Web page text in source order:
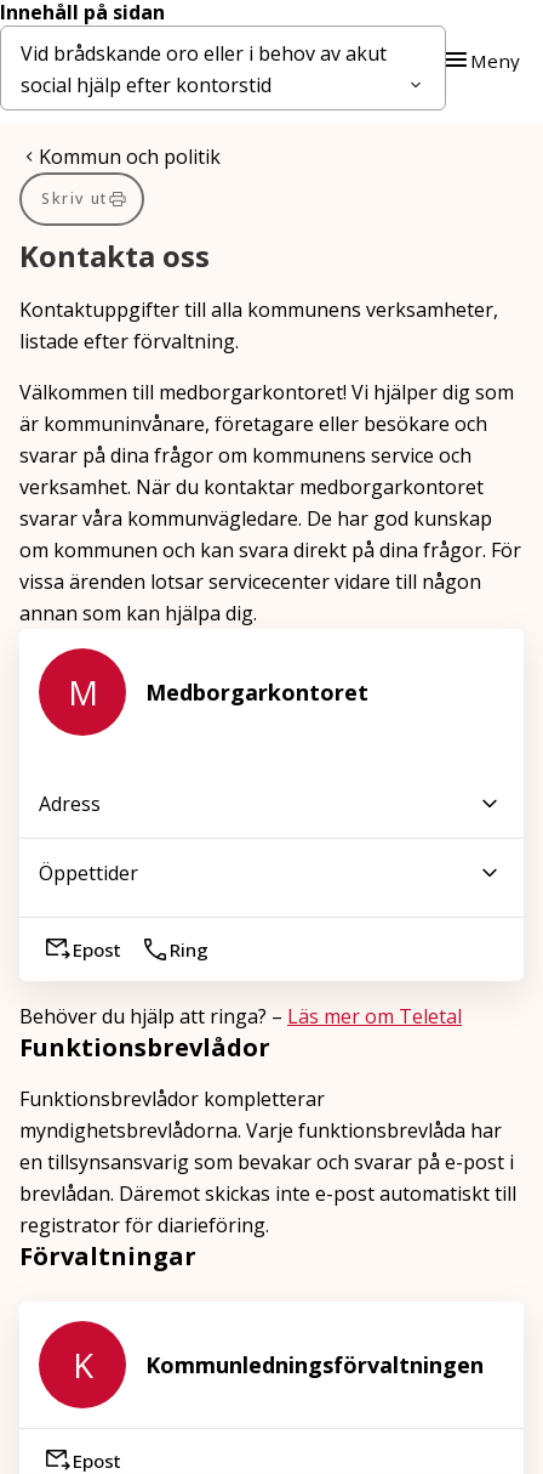
Gå till innehållGå till huvudmeny
Meny
Du är här:
Kommun och politik
Skriv ut
Kontakta oss
Kontaktuppgifter till alla kommunens verksamheter,
listade efter förvaltning.
Välkommen till medborgarkontoret! Vi hjälper dig som
är kommuninvånare, företagare eller besökare och
svarar på dina frågor om kommunens service och
verksamhet. När du kontaktar medborgarkontoret
svarar våra kommunvägledare. De har god kunskap
om kommunen och kan svara direkt på dina frågor. För
vissa ärenden lotsar servicecenter vidare till någon
annan som kan hjälpa dig.
M Medborgarkontoret
Adress
Öppettider
Epost Ring
Behöver du hjälp att ringa? – Läs mer om Teletal
Funktionsbrevlådor
Funktionsbrevlådor kompletterar
myndighetsbrevlådorna. Varje funktionsbrevlåda har
en tillsynsansvarig som bevakar och svarar på e-post i
brevlådan. Däremot skickas inte e-post automatiskt till
registrator för diarieföring.
Förvaltningar
K Kommunledningsförvaltningen
Epost
Innehåll på sidan
Vid brådskande oro eller i behov av akut
social hjälp efter kontorstid